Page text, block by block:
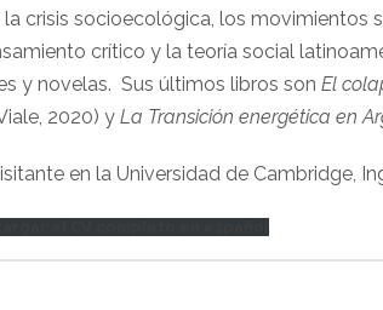
crisis socioecológica, los movimientos
crítico y la teorí­a social
y novelas. Sus últimos libros son El
2020) y La Transición energética en
en la Universidad de Cambridge,